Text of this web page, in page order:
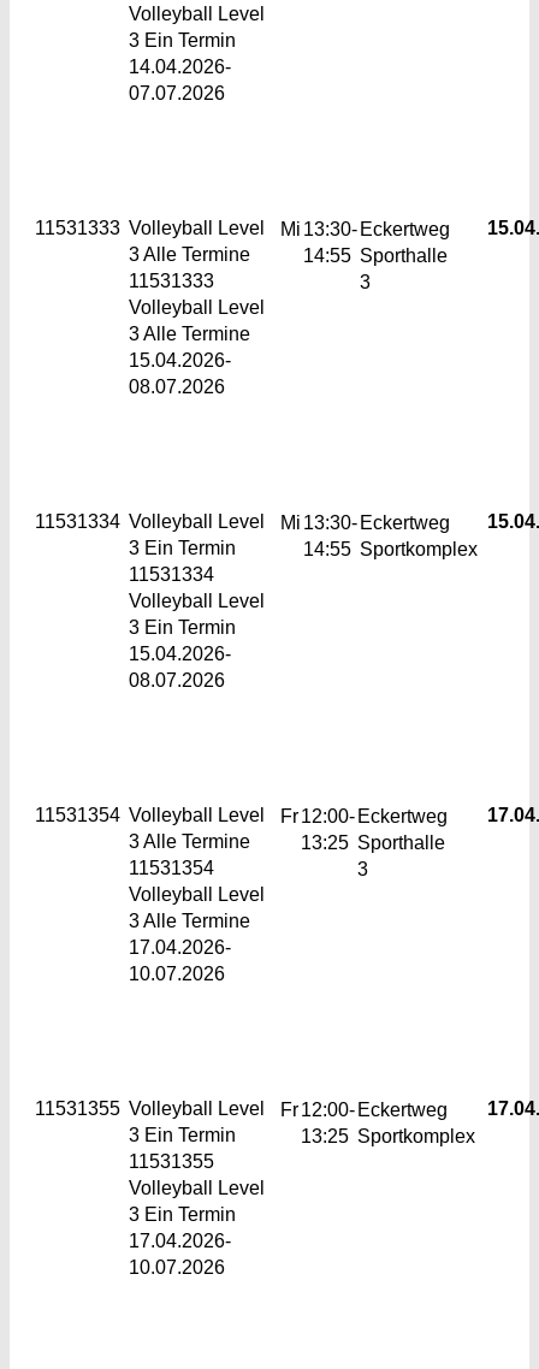
Volleyball Level
3 Ein Termin
14.04.2026-
07.07.2026
11531333 Volleyball Level
3Alle Termine
11531333
Volleyball Level
3 Alle Termine
15.04.2026-
08.07.2026
Mi 13:30-
14:55
Eckertweg
Sporthalle
3
11531334 Volleyball Level
3 Ein Termin
11531334
Volleyball Level
3 Ein Termin
15.04.2026-
08.07.2026
Mi 13:30-
14:55
Eckertweg
Sportkomplex
11531354 Volleyball Level
3Alle Termine
11531354
Volleyball Level
3 Alle Termine
17.04.2026-
10.07.2026
Fr12:00-
13:25
Eckertweg
Sporthalle
3
11531355 Volleyball Level
3 Ein Termin
11531355
Volleyball Level
3 Ein Termin
17.04.2026-
10.07.2026
Fr12:00-
13:25
Eckertweg
Sportkomplex